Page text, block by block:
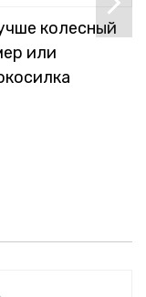
колесный
или